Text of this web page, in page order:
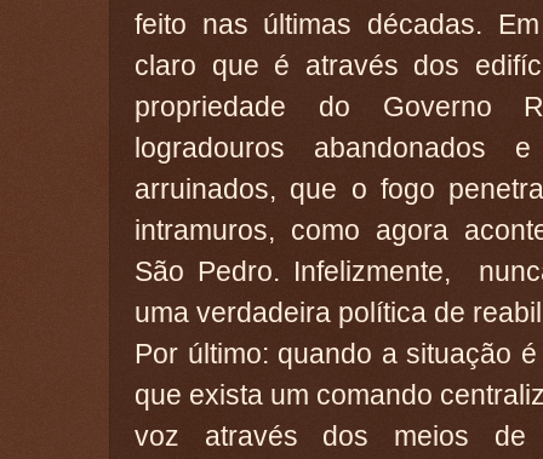
feito nas últimas décadas.
claro que é através dos
propriedade do Governo
logradouros abandonados
arruinados, que o fogo
intramuros, como agora
São Pedro. Infelizmente,
uma verdadeira política de
Por último: quando a situação
que exista um comando
voz através dos meios de